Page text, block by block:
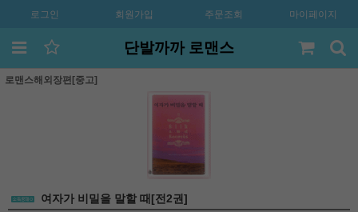
로그인 회원가입 주문조회 마이페이지
단발까까 로맨스
로맨스해외장편[중고]
여자가 비밀을 말할 때[전2권]